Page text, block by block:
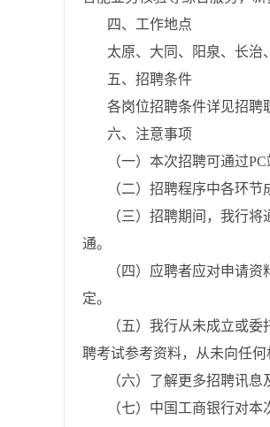
四、工作地点
太原、大同、阳泉、长治
五、招聘条件
各岗位招聘条件详见招聘
六、注意事项
（一）本次招聘可通过
（二）招聘程序中各环节
（三）招聘期间，我行
通。
（四）应聘者应对申请
定。
（五）我行从未成立或
聘考试参考资料，从未向任
（六）了解更多招聘讯
（七）中国工商银行对本